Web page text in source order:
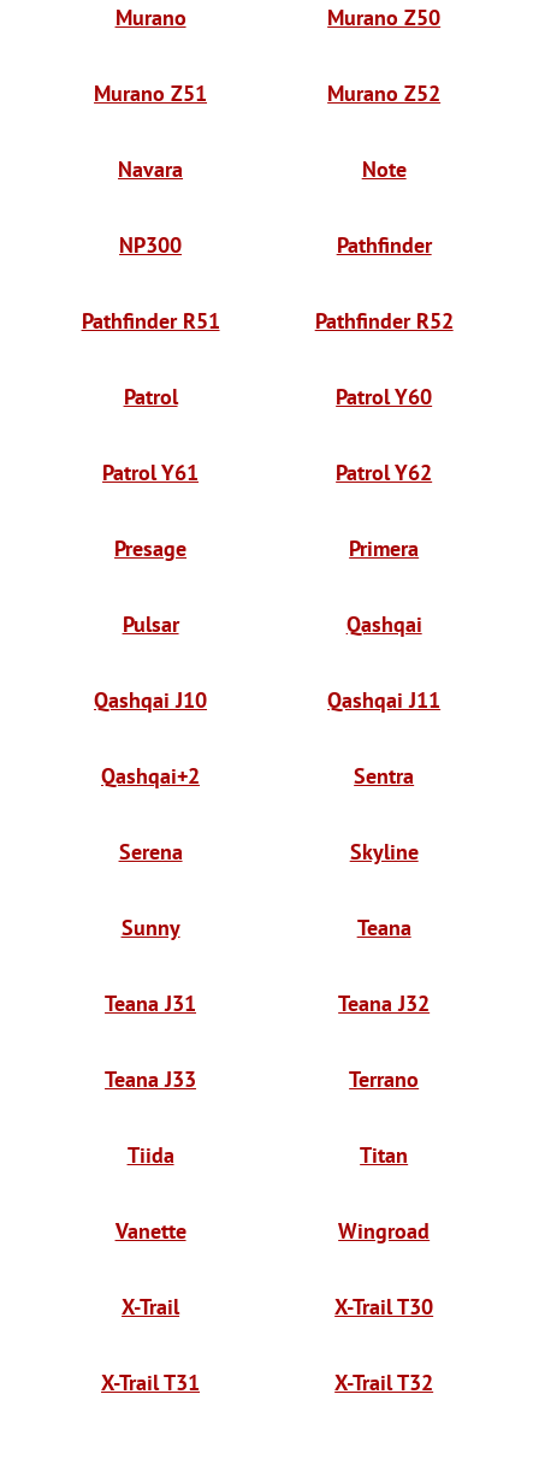
Murano Murano Z50
Murano Z51 Murano Z52
Navara Note
NP300 Pathfinder
Pathfinder R51 Pathfinder R52
Patrol Patrol Y60
Patrol Y61 Patrol Y62
Presage Primera
Pulsar Qashqai
Qashqai J10 Qashqai J11
Qashqai+2 Sentra
Serena Skyline
Sunny Teana
Teana J31 Teana J32
Teana J33 Terrano
Tiida Titan
Vanette Wingroad
X-Trail X-Trail T30
X-Trail T31 X-Trail T32